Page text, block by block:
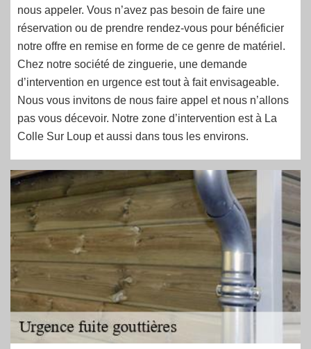
nous appeler. Vous n’avez pas besoin de faire une
réservation ou de prendre rendez-vous pour bénéficier
notre offre en remise en forme de ce genre de matériel.
Chez notre société de zinguerie, une demande
d’intervention en urgence est tout à fait envisageable.
Nous vous invitons de nous faire appel et nous n’allons
pas vous décevoir. Notre zone d’intervention est à La
Colle Sur Loup et aussi dans tous les environs.